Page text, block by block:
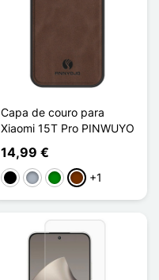
Capa de couro para
Xiaomi 15T Pro PINWUYO
14,99 €
PretoCinzento
VerdeCafé+1